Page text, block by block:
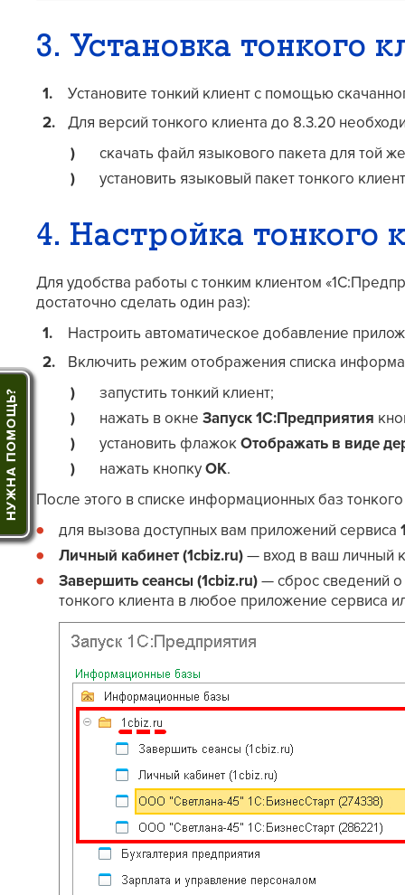
3. Установка тонкого
Установите тонкий клиент с помощью
Для версий тонкого клиента до 8.3.20
скачать файл языкового пакета для той
установить языковый пакет тонкого
4. Настройка тонкого
Для удобства работы с тонким клиентом
достаточно сделать один раз):
Настроить автоматическое добавление
Включить режим отображения списка
запустить тонкий клиент;
нажать в окне Запуск 1С:Предприятия
установить флажокОтображать в виде
нажать кнопкуOK.
После этого в списке информационных баз
для вызова доступных вам приложений сервиса
Личный кабинет (1cbiz.ru)— вход в ваш личный
Завершить сеансы (1cbiz.ru)— сброс сведений
тонкого клиента в любое приложение сервиса